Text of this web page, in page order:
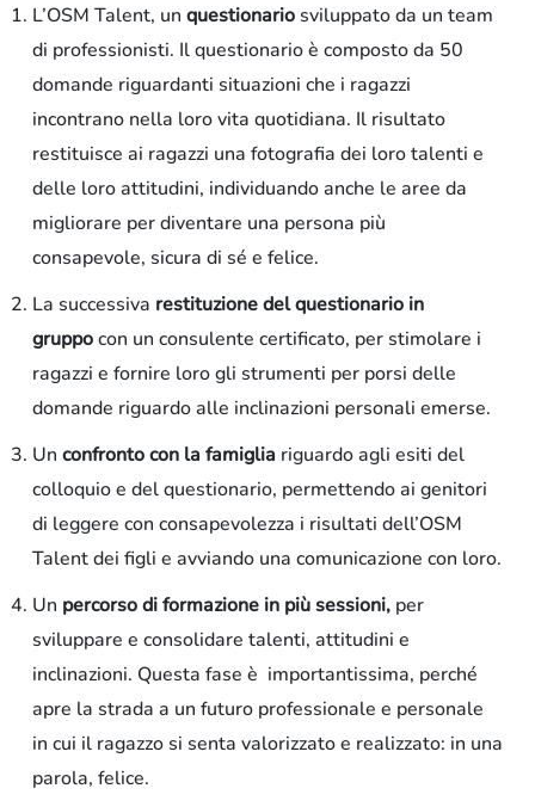
Residenziale
L’OSM Talent, un questionariosviluppato da un team
di professionisti. Il questionario è composto da 50
domande riguardanti situazioni che i ragazzi
incontrano nella loro vita quotidiana. Il risultato
restituisce ai ragazzi una fotografia dei loro talenti e
delle loro attitudini, individuando anche le aree da
migliorare per diventare una persona più
consapevole, sicura di sé e felice.
La successiva restituzione del questionario in
gruppocon un consulente certificato, per stimolare i
ragazzi e fornire loro gli strumenti per porsi delle
domande riguardo alle inclinazioni personali emerse.
Un confronto con la famiglia riguardo agli esiti del
colloquio e del questionario, permettendo ai genitori
di leggere con consapevolezza i risultati dell’OSM
Talent dei figli e avviando una comunicazione con loro.
Un percorso di formazione in più sessioni,per
sviluppare e consolidare talenti, attitudini e
inclinazioni. Questa fase è importantissima, perché
apre la strada a un futuro professionale e personale
in cui il ragazzo si senta valorizzato e realizzato: in una
parola, felice.